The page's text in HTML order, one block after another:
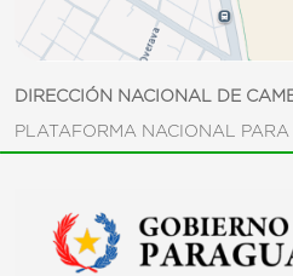
DIRECCIÓN NACIONAL DE
PLATAFORMA NACIONAL